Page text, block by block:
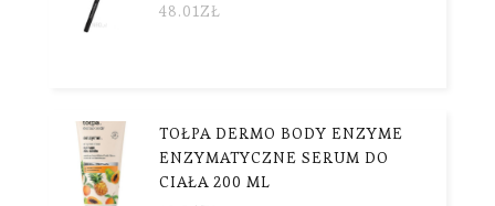
48.01ZŁ
TOŁPA DERMO BODY ENZYME
ENZYMATYCZNE SERUM DO
CIAŁA 200 ML